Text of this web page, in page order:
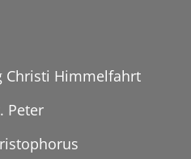
Christi Himmelfahrt
Peter